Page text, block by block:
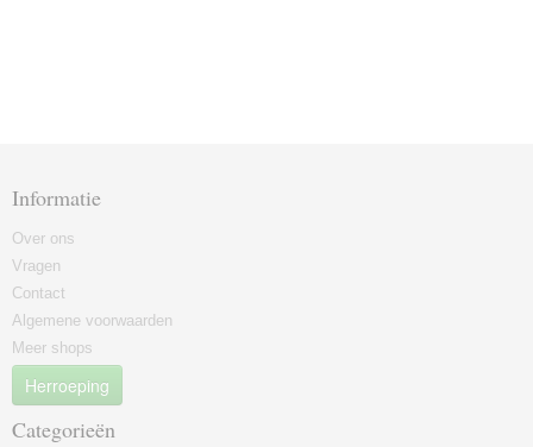
Informatie
Over ons
Vragen
Contact
Algemene voorwaarden
Meer shops
Herroeping
Categorieën